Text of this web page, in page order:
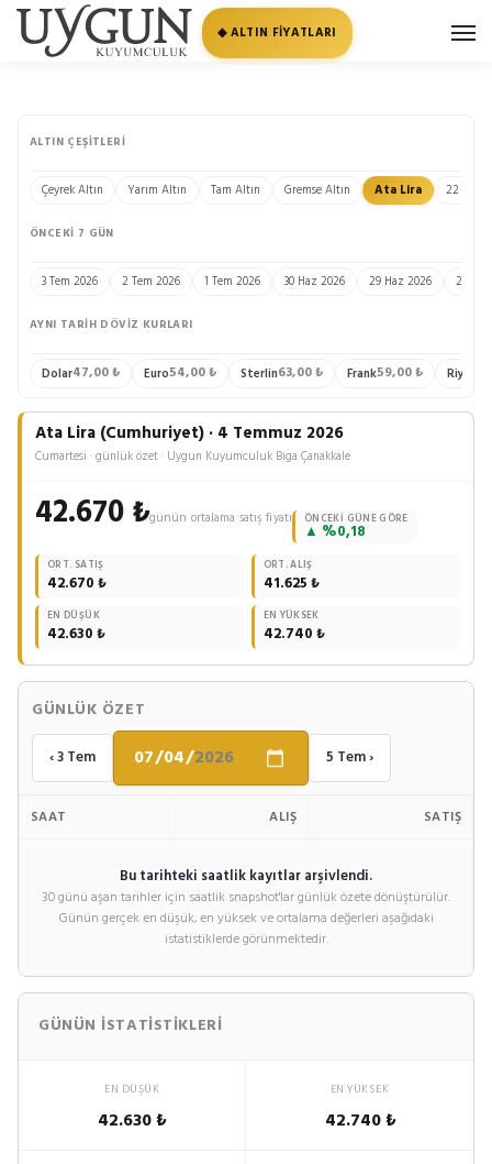
◆ ALTIN FİYATLARI
ALTIN ÇEŞITLERI
Çeyrek Altın Yarım Altın Tam Altın Gremse Altın Ata Lira 22 Ayar
ÖNCEKI 7 GÜN
3 Tem 2026 2 Tem 2026 1 Tem 2026 30 Haz 2026 29 Haz 2026 28
AYNI TARIH DÖVIZ KURLARI
Dolar47,00 ₺ Euro54,00 ₺ Sterlin63,00 ₺ Frank59,00 ₺ Riyal
Ata Lira (Cumhuriyet) · 4 Temmuz 2026
Cumartesi · günlük özet · Uygun Kuyumculuk Biga Çanakkale
42.670 ₺günün ortalama satış fiyatı ÖNCEKI GÜNE GÖRE
▲ %0,18
ORT. SATIŞ
42.670 ₺
ORT. ALIŞ
41.625 ₺
EN DÜŞÜK
42.630 ₺
EN YÜKSEK
42.740 ₺
GÜNLÜK ÖZET
‹ 3 Tem 5 Tem ›
SAAT ALIŞ SATIŞ
Bu tarihteki saatlik kayıtlar arşivlendi.
30 günü aşan tarihler için saatlik snapshot'lar günlük özete dönüştürülür.
Günün gerçek en düşük, en yüksek ve ortalama değerleri aşağıdaki
istatistiklerde görünmektedir.
GÜNÜN İSTATISTIKLERI
EN DÜŞÜK
42.630 ₺
EN YÜKSEK
42.740 ₺